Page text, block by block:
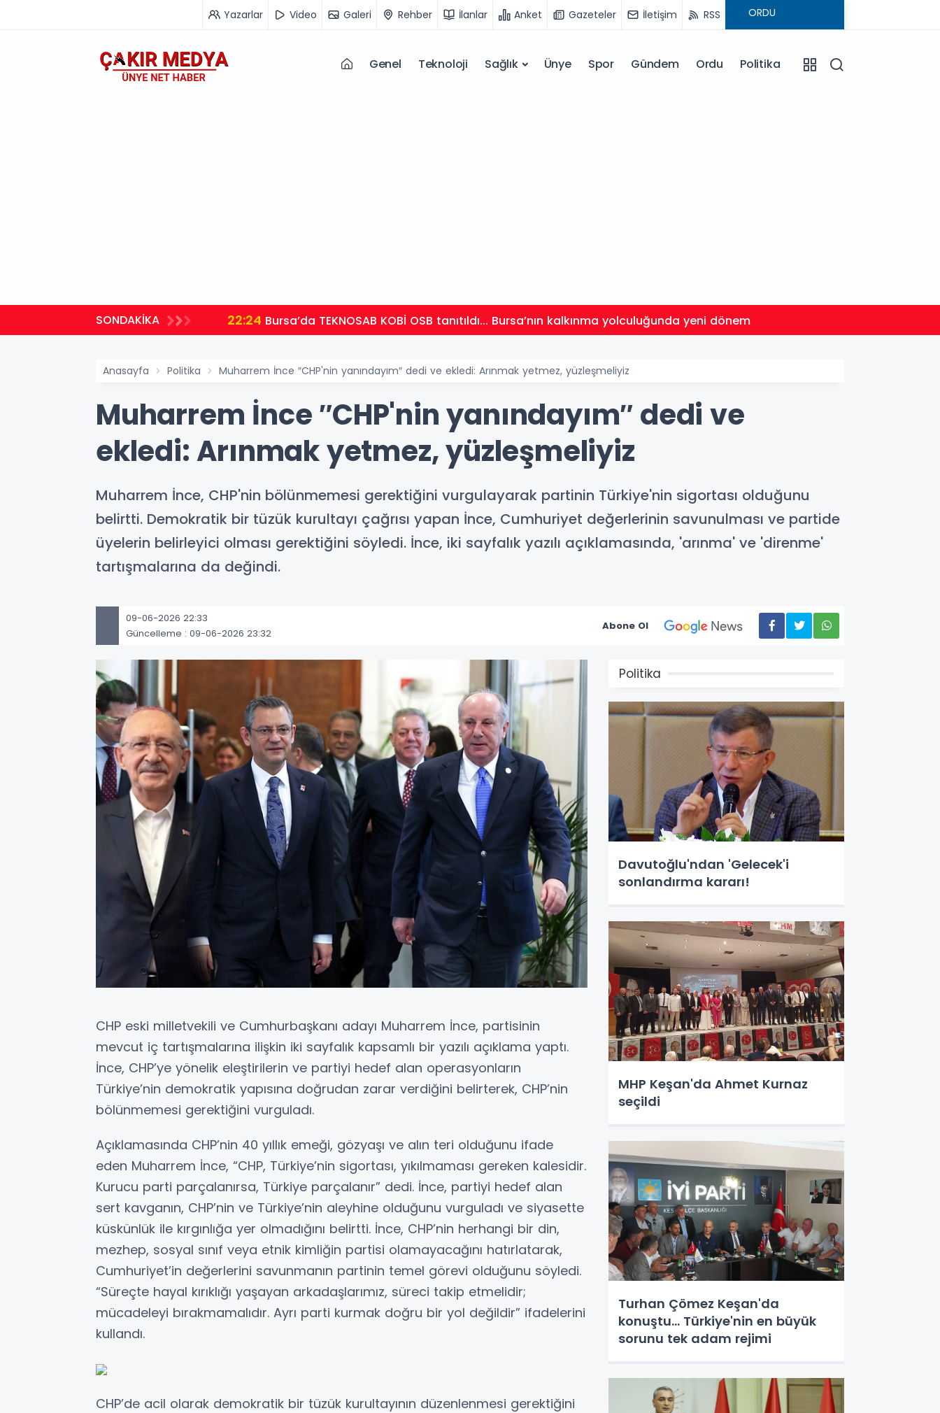
Yazarlar Video Galeri Rehber İlanlar Anket Gazeteler İletişim RSS
Genel Teknoloji Sağlık Ünye Spor Gündem Ordu Politika
SONDAKİKA
yeni dönem 20:55 Kocaeli Darıca’ya Büyükşehir'den modern ulaşım yatırımı
Anasayfa Politika Muharrem İnce ″CHP'nin yanındayım″ dedi ve ekledi: Arınmak yetmez, yüzleşmeliyiz
Muharrem İnce ″CHP'nin yanındayım″ dedi ve
ekledi: Arınmak yetmez, yüzleşmeliyiz
Muharrem İnce, CHP'nin bölünmemesi gerektiğini vurgulayarak partinin Türkiye'nin sigortası olduğunu
belirtti. Demokratik bir tüzük kurultayı çağrısı yapan İnce, Cumhuriyet değerlerinin savunulması ve partide
üyelerin belirleyici olması gerektiğini söyledi. İnce, iki sayfalık yazılı açıklamasında, 'arınma' ve 'direnme'
tartışmalarına da değindi.
09-06-2026 22:33
Güncelleme : 09-06-2026 23:32
Abone Ol
CHP eski milletvekili ve Cumhurbaşkanı adayı Muharrem İnce, partisinin
mevcut iç tartışmalarına ilişkin iki sayfalık kapsamlı bir yazılı açıklama yaptı.
İnce, CHP’ye yönelik eleştirilerin ve partiyi hedef alan operasyonların
Türkiye’nin demokratik yapısına doğrudan zarar verdiğini belirterek, CHP’nin
bölünmemesi gerektiğini vurguladı.
Açıklamasında CHP’nin 40 yıllık emeği, gözyaşı ve alın teri olduğunu ifade
eden Muharrem İnce, “CHP, Türkiye’nin sigortası, yıkılmaması gereken kalesidir.
Kurucu parti parçalanırsa, Türkiye parçalanır” dedi. İnce, partiyi hedef alan
sert kavganın, CHP’nin ve Türkiye’nin aleyhine olduğunu vurguladı ve siyasette
küskünlük ile kırgınlığa yer olmadığını belirtti. İnce, CHP’nin herhangi bir din,
mezhep, sosyal sınıf veya etnik kimliğin partisi olamayacağını hatırlatarak,
Cumhuriyet’in değerlerini savunmanın partinin temel görevi olduğunu söyledi.
“Süreçte hayal kırıklığı yaşayan arkadaşlarımız, süreci takip etmelidir;
mücadeleyi bırakmamalıdır. Ayrı parti kurmak doğru bir yol değildir” ifadelerini
kullandı.
CHP’de acil olarak demokratik bir tüzük kurultayının düzenlenmesi gerektiğini
Politika
Davutoğlu'ndan 'Gelecek'i
sonlandırma kararı!
MHP Keşan'da Ahmet Kurnaz
seçildi
Turhan Çömez Keşan'da
konuştu... Türkiye'nin en büyük
sorunu tek adam rejimi